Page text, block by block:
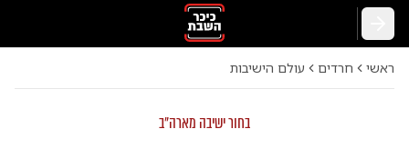
ראשי חרדים עולם הישיבות
בחור ישיבה מארה"ב